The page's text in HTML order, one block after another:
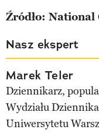
Źródło: National
Nasz ekspert
Marek Teler
Dziennikarz,
Wydziału
Uniwersytetu